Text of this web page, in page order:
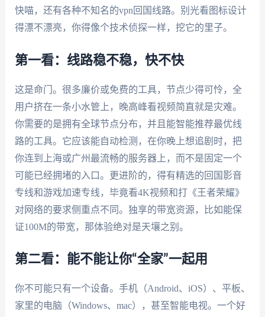
快喵，还有各种不知名的vpn回国线路。别光看图标设计
得漂不漂亮，你得像个技术侦探一样，挖它的里子。
第一看：线路稳不稳，快不快
这是命门。很多廉价或免费的工具，节点少得可怜，全
用户挤在一条小水管上，晚高峰看视频简直就是灾难。
你需要的是拥有全球节点分布，并且能智能推荐最优线
路的工具。它应该能自动检测，在你晚上想追剧时，把
你连到上海或广州最流畅的服务器上，而不是固定一个
可能已经拥堵的入口。更进阶的，得有精选的回国影音
专线和游戏加速专线，毕竟看4K视频和打《王者荣耀》
对网络的要求侧重点不同。独享的带宽资源，比如能保
证100M的带宽，那体验绝对是天壤之别。
第二看：能不能让你“全家”一起用
你不可能只有一个设备。手机（Android、iOS）、平板、
家里的电脑（Windows、mac），甚至智能电视。一个好